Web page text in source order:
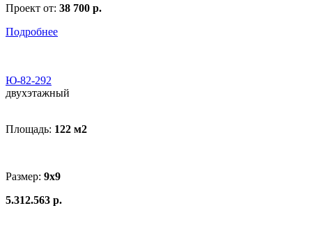
Проект от: 38 700 р.
Подробнее
Ю-82-292
двухэтажный
Площадь: 122 м2
Размер: 9x9
5.312.563 р.